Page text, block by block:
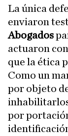
La única
enviaron
Abogados
actuaron
que la ética
Como un
por objeto
por